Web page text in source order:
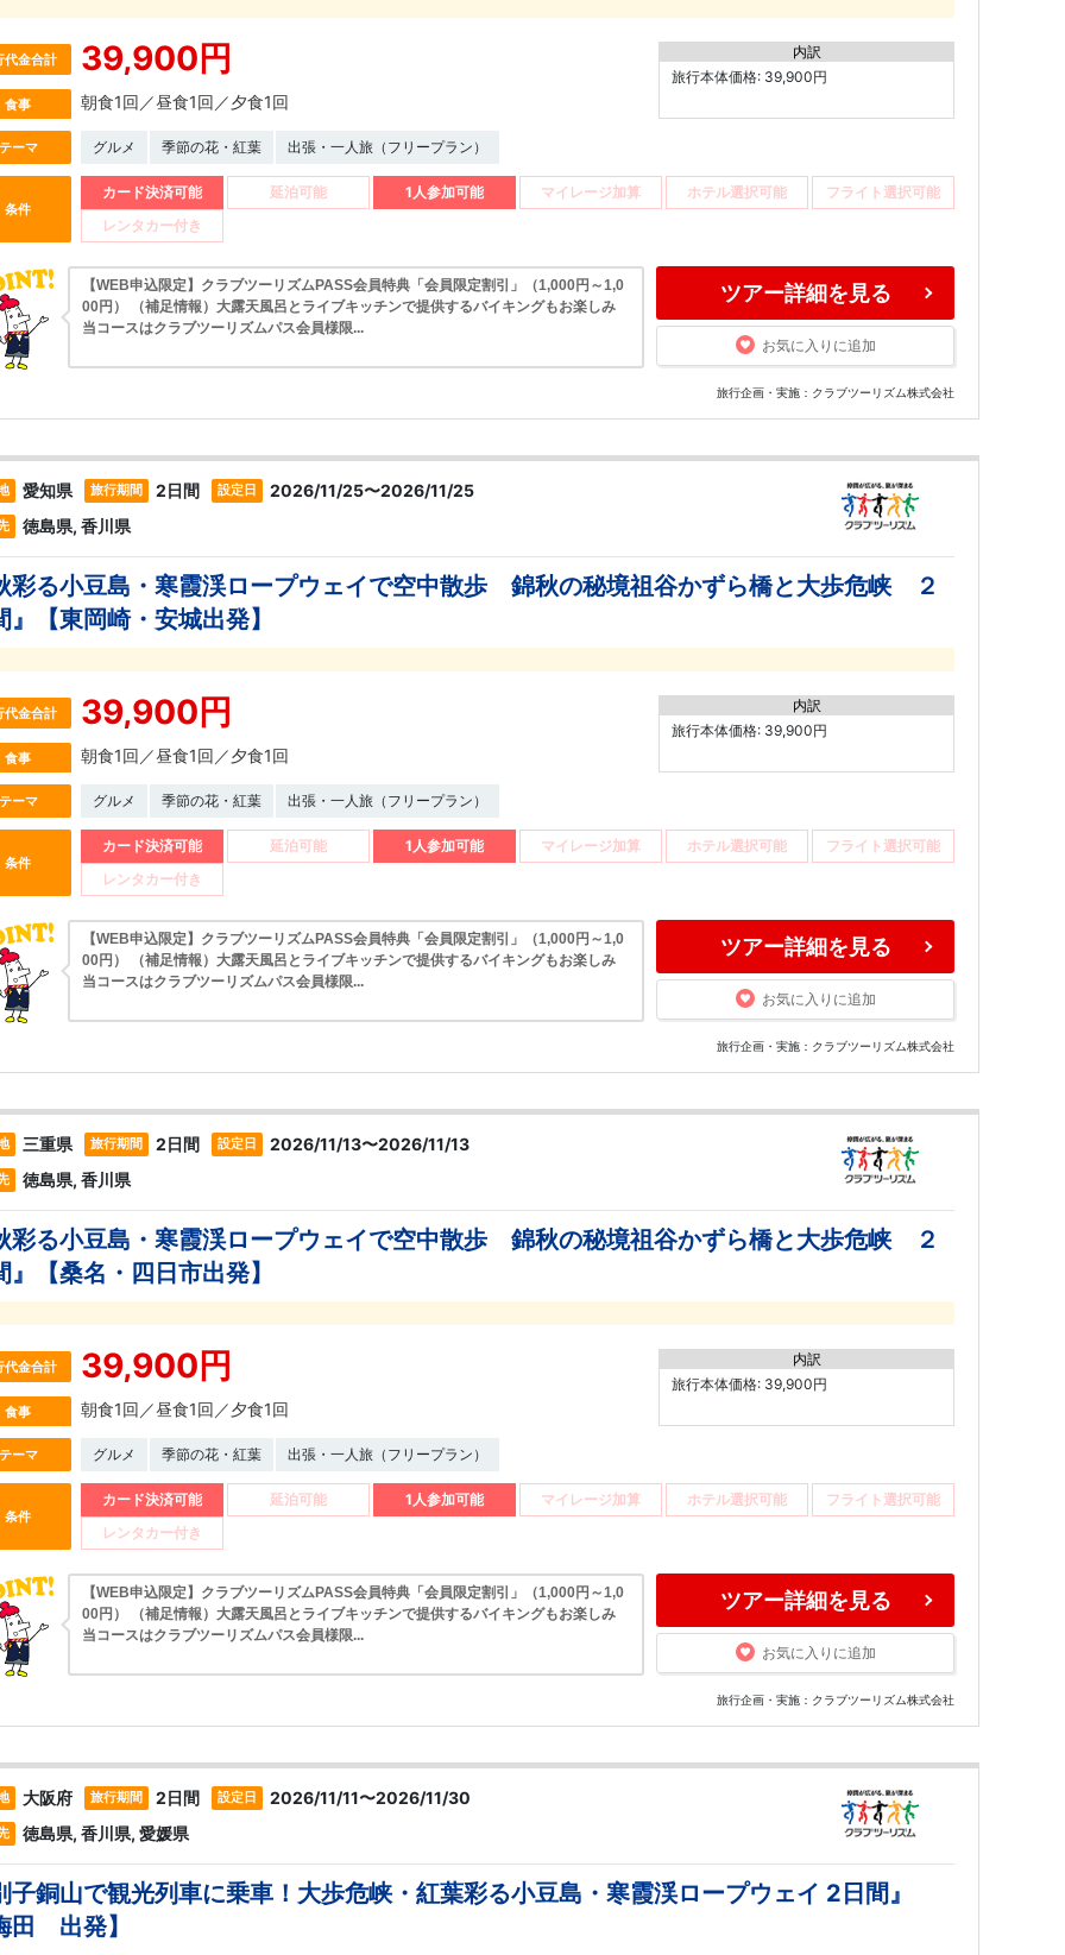
代金合計 39,900円
食事 朝食1回／昼食1回／夕食1回
内訳
旅行本体価格: 39,900円
ーマ グルメ 季節の花・紅葉 出張・一人旅（フリープラン）
条件
カード決済可能 延泊可能 1人参加可能 マイレージ加算 ホテル選択可能
フライト選択可能
レンタカー付き
【WEB申込限定】クラブツーリズムPASS会員特典「会員限定割引」（1,000円～1,0
00円） （補足情報）大露天風呂とライブキッチンで提供するバイキングもお楽しみ
当コースはクラブツーリズムパス会員様限...
ツアー詳細を見る
お気に入りに追加
旅行企画・実施：クラブツーリズム株式会社
愛知県 旅行期間 2日間 設定日 2026/11/25〜2026/11/25
徳島県, 香川県
彩る小豆島・寒霞渓ロープウェイで空中散歩 錦秋の秘境祖谷かずら橋と大歩危峡 ２
』【東岡崎・安城出発】
代金合計 39,900円
食事 朝食1回／昼食1回／夕食1回
内訳
旅行本体価格: 39,900円
ーマ グルメ 季節の花・紅葉 出張・一人旅（フリープラン）
条件
カード決済可能 延泊可能 1人参加可能 マイレージ加算 ホテル選択可能
フライト選択可能
レンタカー付き
【WEB申込限定】クラブツーリズムPASS会員特典「会員限定割引」（1,000円～1,0
00円） （補足情報）大露天風呂とライブキッチンで提供するバイキングもお楽しみ
当コースはクラブツーリズムパス会員様限...
ツアー詳細を見る
お気に入りに追加
旅行企画・実施：クラブツーリズム株式会社
三重県 旅行期間 2日間 設定日 2026/11/13〜2026/11/13
徳島県, 香川県
彩る小豆島・寒霞渓ロープウェイで空中散歩 錦秋の秘境祖谷かずら橋と大歩危峡 ２
』【桑名・四日市出発】
代金合計 39,900円
食事 朝食1回／昼食1回／夕食1回
内訳
旅行本体価格: 39,900円
ーマ グルメ 季節の花・紅葉 出張・一人旅（フリープラン）
条件
カード決済可能 延泊可能 1人参加可能 マイレージ加算 ホテル選択可能
フライト選択可能
レンタカー付き
【WEB申込限定】クラブツーリズムPASS会員特典「会員限定割引」（1,000円～1,0
00円） （補足情報）大露天風呂とライブキッチンで提供するバイキングもお楽しみ
当コースはクラブツーリズムパス会員様限...
ツアー詳細を見る
お気に入りに追加
旅行企画・実施：クラブツーリズム株式会社
大阪府 旅行期間 2日間 設定日 2026/11/11〜2026/11/30
徳島県, 香川県, 愛媛県
子銅山で観光列車に乗車！大歩危峡・紅葉彩る小豆島・寒霞渓ロープウェイ 2日間』
田 出発】